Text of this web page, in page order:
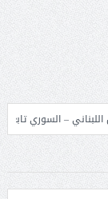
دمشق وحدد خطوات